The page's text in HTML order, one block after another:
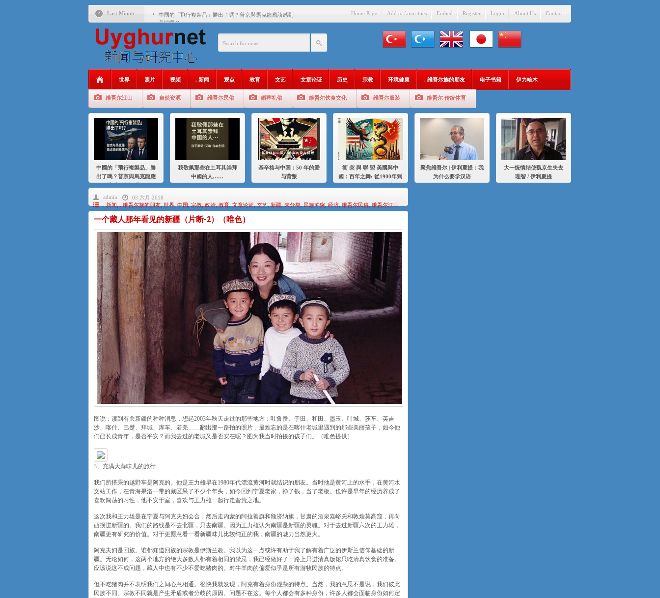
Last Minute 中國的「飛行複製品」勝出了嗎？普京與馬克龍應該感到
羞愧嗎？
我敬佩那些在土耳其崇拜中國的人……
聚焦维吾尔 | 伊利夏提：我为什么要学汉语
大一统情结使魏京生失去理智 / 伊利夏提
伊利夏提：在自责与内疚中的挣扎
伊利夏提：消失在集中营的红衣女孩
伊利夏提：满目苍夷2020，难见彼岸2021
Home Page Add to favoritties Embed Register Login About Us Contact
世界 照片 视频 . 新闻 观点 教育 文艺 文章论证 历史 宗教 环境健康 . 维吾尔族的朋友 电子书籍 伊力哈木
维吾尔江山 自然资源 维吾尔民俗 婚葬礼俗 维吾尔饮食文化 维吾尔服装 维吾尔 传统体育
中國的「飛行複製品」勝
出了嗎？普京與馬克龍應
我敬佩那些在土耳其崇拜
中國的人……
基辛格与中国：50 年的爱
与背叛
衝 突 與 聯 盟 美國與中
國：百年之舞: 從1900年到
聚焦维吾尔 | 伊利夏提：我
为什么要学汉语
大一统情结使魏京生失去
理智 / 伊利夏提
admin
03 六月 2018
. 新闻,. 维吾尔族的朋友,世界,中国,宗教,政治,教育,文章论证,文艺,新疆,未分类,民族冲突,经济,维吾尔民俗,维吾尔江山
一个藏人那年看见的新疆（片断-2）（唯色）
图说：读到有关新疆的种种消息，想起2003年秋天走过的那些地方：吐鲁番、于田、和田、墨玉、叶城、莎车、英吉
沙、喀什、巴楚、拜城、库车、若羌……翻出那一路拍的照片，最难忘的是在喀什老城里遇到的那些美丽孩子，如今他
们已长成青年，是否平安？而我去过的老城又是否安在呢？图为我当时拍摄的孩子们。（唯色提供）
3、充满大蒜味儿的旅行
我们所搭乘的越野车是阿克的。他是王力雄早在1980年代漂流黄河时就结识的朋友。当时他是黄河上的水手，在黄河水
文站工作，在青海果洛一带的藏区呆了不少个年头，如今回到宁夏老家，挣了钱，当了老板。也许是早年的经历养成了
喜欢闯荡的习性，他不安于室，喜欢与王力雄一起行走蛮荒之地。
这次我和王力雄是在宁夏与阿克夫妇会合，然后走内蒙的阿拉善旗和额济纳旗，甘肃的酒泉嘉峪关和敦煌莫高窟，再向
西拐进新疆的。我们的路线是不去北疆，只去南疆。因为王力雄认为南疆是新疆的灵魂。对于去过新疆六次的王力雄，
南疆更有研究的价值。对于更愿意看一看新疆味儿比较纯正的我，南疆的魅力当然更大。
阿克夫妇是回族。谁都知道回族的宗教是伊斯兰教。我以为这一点或许有助于我了解有着广泛的伊斯兰信仰基础的新
疆。无论如何，这两个地方的绝大多数人都有着相同的禁忌，我已经做好了一路上只进清真饭馆只吃清真饮食的准备。
应该说这不成问题，藏人中也有不少不爱吃猪肉的。对牛羊肉的偏爱似乎是所有游牧民族的特点。
但不吃猪肉并不表明我们之间心意相通。很快我就发现，阿克有着身份混杂的特点。当然，我的意思不是说，我们彼此
民族不同、宗教不同就是产生矛盾或者分歧的原因。问题不在这。每个人都会有多种身份，许多人都会面临身份如何定